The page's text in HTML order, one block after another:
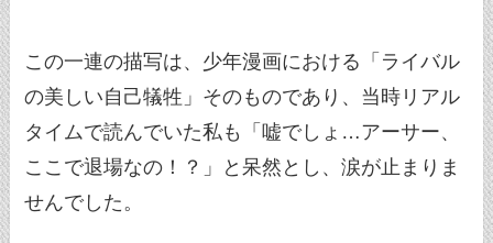
この一連の描写は、少年漫画における「ライバル
の美しい自己犠牲」そのものであり、当時リアル
タイムで読んでいた私も「嘘でしょ…アーサー、
ここで退場なの！？」と呆然とし、涙が止まりま
せんでした。